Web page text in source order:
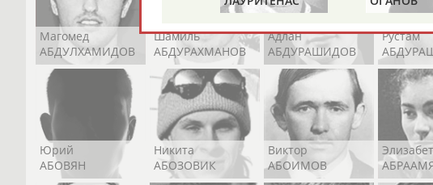
Магомед
АБДУЛХАМИДОВ
Шамиль
АБДУРАХМАНОВ
Адлан
АБДУРАШИДОВ
Рустам
Юрий
АБОВЯН
Никита
АБОЗОВИК
Виктор
АБОИМОВ
Элизабет